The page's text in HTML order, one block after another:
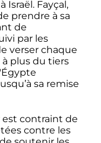
Israël. Fayçal,
prendre à sa
de
par les
verser chaque
plus du tiers
sa remise
est contraint de
contre les